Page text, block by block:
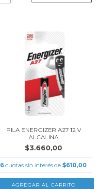
PILA ENERGIZER A27 12 V
ALCALINA
$3.660,00
6 cuotas sin interés de $610,00